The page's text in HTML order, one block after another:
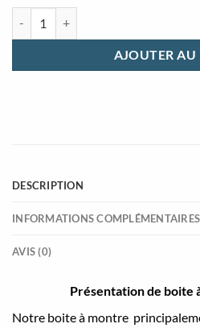
AJOUTER AU
DESCRIPTION
INFORMATIONS COMPLÉMENTAIRES
AVIS (0)
Présentation de boite
Notre boite à montre